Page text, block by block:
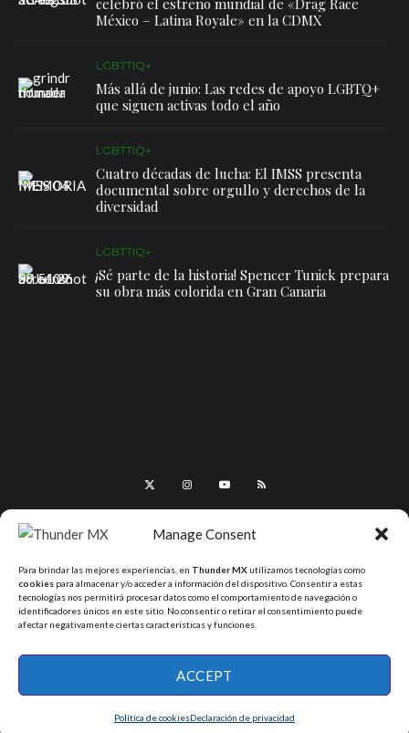
Manage Consent
Para brindar las mejores experiencias, en Thunder MX utilizamos tecnologías como
cookies para almacenar y/o acceder a información del dispositivo. Consentir a estas
tecnologías nos permitirá procesar datos como el comportamiento de navegación o
identificadores únicos en este sitio. No consentir o retirar el consentimiento puede
afectar negativamente ciertas características y funciones.
ACCEPT
Política de cookiesDeclaración de privacidad
México – Latina Royale» en la CDMX
LGBTTIQ+
Más allá de junio: Las redes de apoyo LGBTQ+
que siguen activas todo el año
LGBTTIQ+
Cuatro décadas de lucha: El IMSS presenta
documental sobre orgullo y derechos de la
diversidad
LGBTTIQ+
¡Sé parte de la historia! Spencer Tunick prepara
su obra más colorida en Gran Canaria